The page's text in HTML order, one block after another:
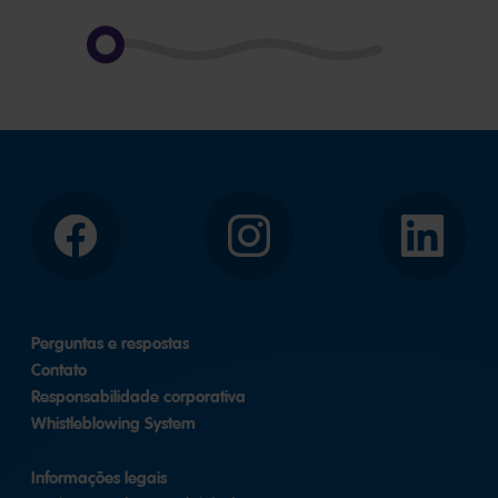
Facebook Instagram LinkedIn
Perguntas e respostas
Contato
Responsabilidade corporativa
Whistleblowing System
Informações legais